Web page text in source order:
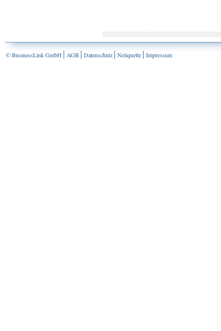
© BusinessLink GmbH AGB Datenschutz Netiquette Impressum